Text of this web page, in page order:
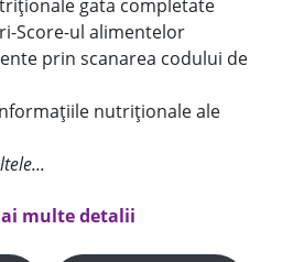
gata completate
Score-ul alimentelor
prin scanarea codului de
nutriționale ale
multe detalii